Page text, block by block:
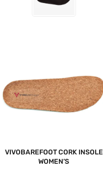
VIVOBAREFOOT CORK INSOLE
WOMEN’S